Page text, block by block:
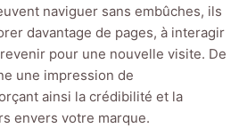
naviguer sans embûches, ils
davantage de pages, à interagir
pour une nouvelle visite. De
une impression de
ainsi la crédibilité et la
envers votre marque.